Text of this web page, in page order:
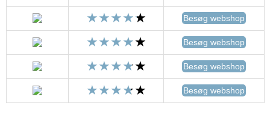
Besøg webshop
Besøg webshop
Besøg webshop
Besøg webshop